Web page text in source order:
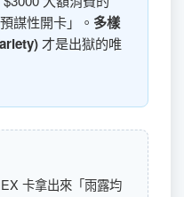
謀性開卡」。 多樣
才是出獄的唯
卡拿出來「雨露均